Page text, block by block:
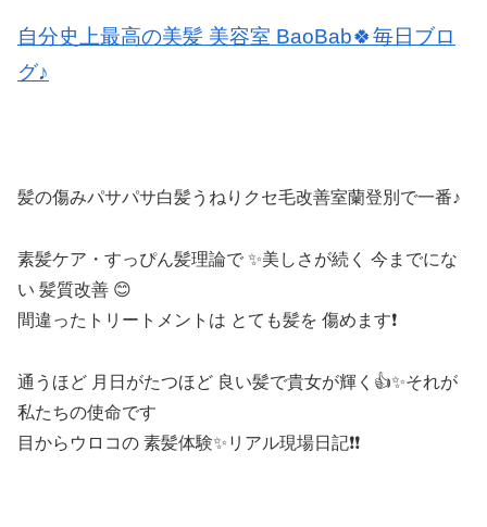
自分史上最高の美髪 美容室 BaoBab🍀毎日ブロ
グ♪
髪の傷みパサパサ白髪うねりクセ毛改善室蘭登別で一番♪
素髪ケア・すっぴん髪理論で ✨美しさが続く 今までにな
い 髪質改善 😊
間違ったトリートメントは とても髪を 傷めます❗️
通うほど 月日がたつほど 良い髪で貴女が輝く👍✨それが
私たちの使命です
目からウロコの 素髪体験✨リアル現場日記❗️❗️